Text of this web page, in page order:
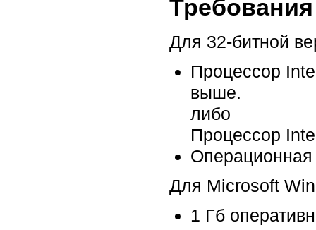
Для 32-битной
Процессор
выше.
либо
Процессор
Для Microsoft
1 Гб